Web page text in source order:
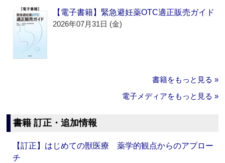
【電子書籍】緊急避妊薬OTC適正販売ガイド
2026年07月31日 (金)
書籍をもっと見る »
電子メディアをもっと見る »
書籍 訂正・追加情報
【訂正】はじめての獣医療 薬学的観点からのアプロー
チ